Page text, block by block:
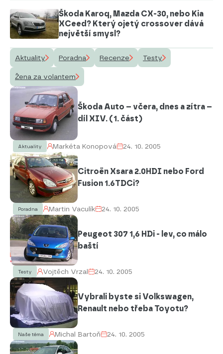
Škoda Karoq, Mazda CX-30, nebo Kia
XCeed? Který ojetý crossover dává
největší smysl?
Aktuality Poradna Recenze Testy
Žena za volantem
Škoda Auto – včera, dnes a zítra –
díl XIV. (1. část)
Aktuality Markéta Konopová 24. 10. 2005
Citroën Xsara 2.0HDI nebo Ford
Fusion 1.6TDCi?
Poradna Martin Vaculík 24. 10. 2005
Peugeot 307 1,6 HDi - lev, co málo
baští
Testy Vojtěch Vrzal 24. 10. 2005
Vybrali byste si Volkswagen,
Renault nebo třeba Toyotu?
Naše téma Michal Bartoň 24. 10. 2005